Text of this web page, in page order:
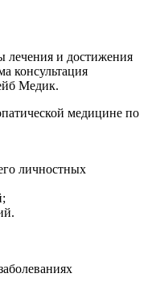
лечения и достижения
консультация
Медик.
медицине по
личностных